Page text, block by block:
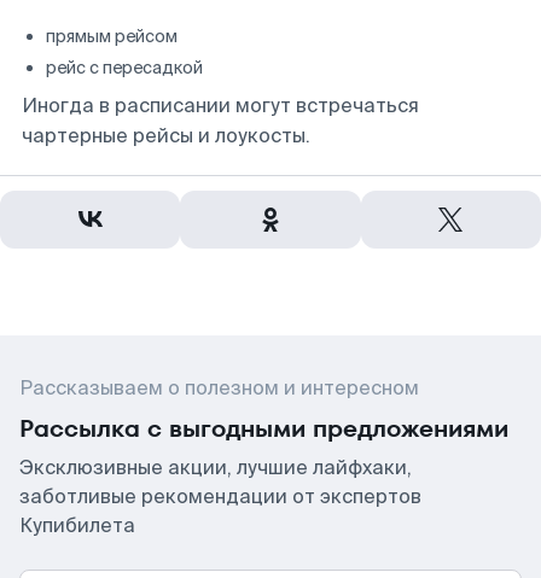
прямым рейсом
рейс с пересадкой
Иногда в расписании могут встречаться
чартерные рейсы и лоукосты.
Рассказываем о полезном и интересном
Рассылка с выгодными предложениями
Эксклюзивные акции, лучшие лайфхаки,
заботливые рекомендации от экспертов
Купибилета